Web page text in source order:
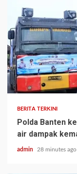
BERITA TERKINI
Polda Banten
air dampak
admin 28 minutes ago